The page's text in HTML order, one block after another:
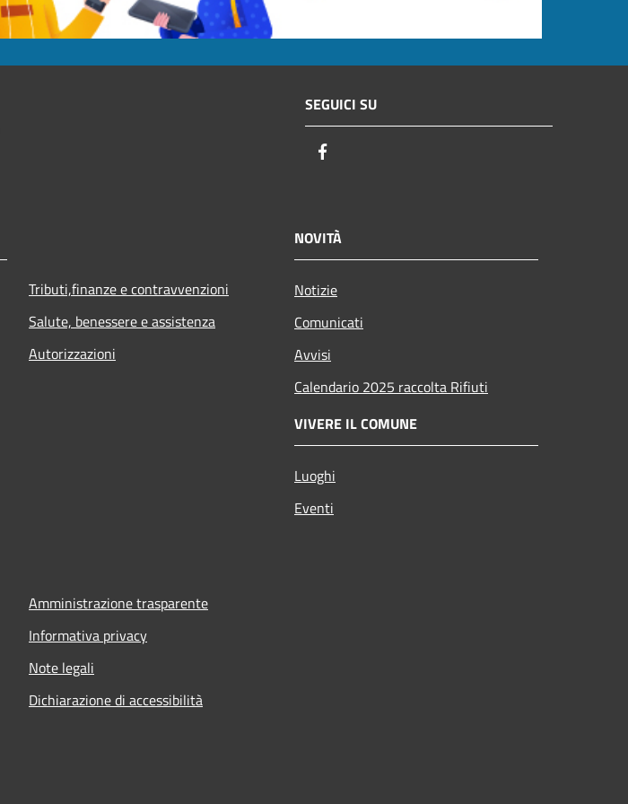
SEGUICI SU
Tributi,finanze e contravvenzioni
Salute, benessere e assistenza
Autorizzazioni
NOVITÀ
Notizie
Comunicati
Avvisi
Calendario 2025 raccolta Rifiuti
VIVERE IL COMUNE
Luoghi
Eventi
Amministrazione trasparente
Informativa privacy
Note legali
Dichiarazione di accessibilità